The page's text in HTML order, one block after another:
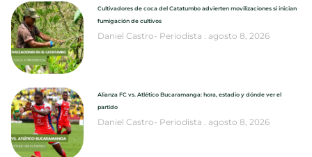
Cultivadores de coca del Catatumbo advierten movilizaciones si inician
fumigación de cultivos
Daniel Castro- Periodista agosto 8, 2026
Alianza FC vs. Atlético Bucaramanga: hora, estadio y dónde ver el
partido
Daniel Castro- Periodista agosto 8, 2026